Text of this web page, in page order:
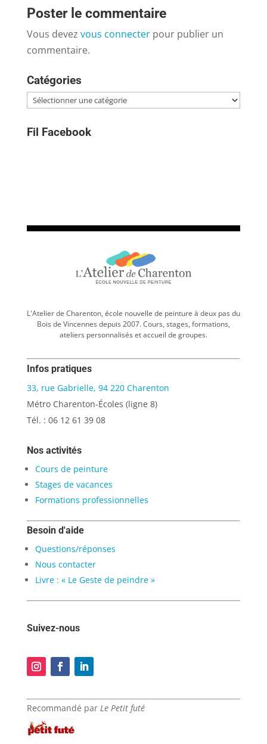
Poster le commentaire
Vous devez vous connecterpour publier un
commentaire.
Catégories
Catégories
Fil Facebook
L'Atelier de Charenton, école nouvelle de peinture à deux pas du
Bois de Vincennes depuis 2007. Cours, stages, formations,
ateliers personnalisés et accueil de groupes.
Infos pratiques
33, rue Gabrielle, 94 220 Charenton
Métro Charenton-Écoles (ligne 8)
Tél. : 06 12 61 39 08
Nos activités
Cours de peinture
Stages de vacances
Formations professionnelles
Besoin d'aide
Questions/réponses
Nous contacter
Livre : « Le Geste de peindre »
Suivez-nous
Recommandé par Le Petit futé